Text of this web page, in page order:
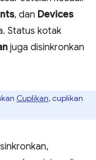
, dan Devices
Status kotak
juga disinkronkan
Cuplikan, cuplikan